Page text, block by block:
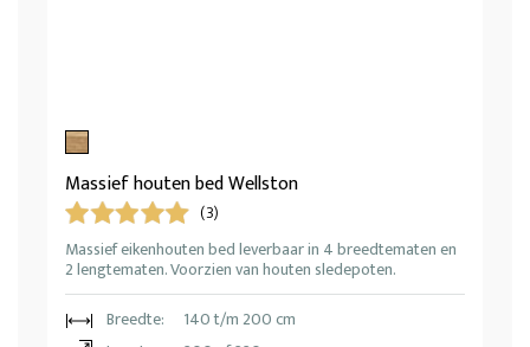
Massief houten bed Wellston
(3)
Massief eikenhouten bed leverbaar in 4 breedtematen en
2 lengtematen. Voorzien van houten sledepoten.
Breedte:
140 t/m 200 cm